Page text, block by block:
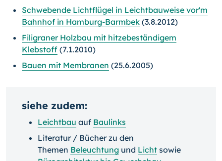
Schwebende Lichtflügel in Leichtbauweise vor'm
Bahnhof in Hamburg-Barmbek (3.8.2012)
Filigraner Holzbau mit hitzebeständigem
Klebstoff (7.1.2010)
Bauen mit Membranen (25.6.2005)
siehe zudem:
Leichtbau auf Baulinks
Literatur / Bücher zu den
Themen Beleuchtung und Licht sowie